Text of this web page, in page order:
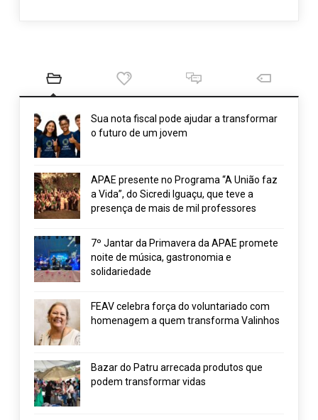
Sua nota fiscal pode ajudar a transformar
o futuro de um jovem
APAE presente no Programa “A União faz
a Vida”, do Sicredi Iguaçu, que teve a
presença de mais de mil professores
7º Jantar da Primavera da APAE promete
noite de música, gastronomia e
solidariedade
FEAV celebra força do voluntariado com
homenagem a quem transforma Valinhos
Bazar do Patru arrecada produtos que
podem transformar vidas